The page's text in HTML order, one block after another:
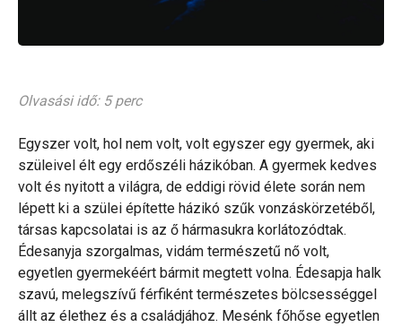
Olvasási idő: 5 perc
Egyszer volt, hol nem volt, volt egyszer egy gyermek, aki
szüleivel élt egy erdőszéli házikóban. A gyermek kedves
volt és nyitott a világra, de eddigi rövid élete során nem
lépett ki a szülei építette házikó szűk vonzáskörzetéből,
társas kapcsolatai is az ő hármasukra korlátozódtak.
Édesanyja szorgalmas, vidám természetű nő volt,
egyetlen gyermekéért bármit megtett volna. Édesapja halk
szavú, melegszívű férfiként természetes bölcsességgel
állt az élethez és a családjához. Mesénk főhőse egyetlen